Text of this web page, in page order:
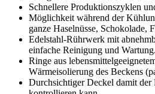
Schnellere Produktionszyklen
Möglichkeit während der
ganze Haselnüsse, Schokolade,
Edelstahl-Rührwerk mit
einfache Reinigung und Wartung.
Ringe aus
Wärmeisolierung des Beckens
Durchsichtiger Deckel damit der